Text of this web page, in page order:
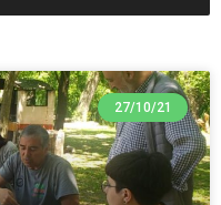
27/10/21